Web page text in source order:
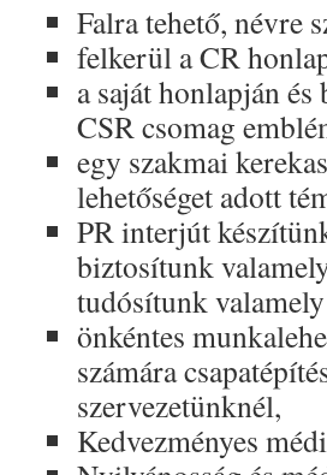
Falra tehető, névre
felkerül a CR
a saját honlapján
CSR csomag
egy szakmai
lehetőséget adott
PR interjút
biztosítunk
tudósítunk
önkéntes
számára
szervezetünknél,
Kedvezményes